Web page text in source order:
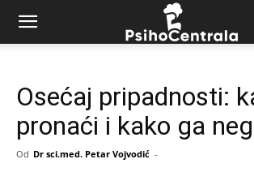
Osećaj pripadnosti:
pronaći i kako ga
Od Dr sci.med. Petar Vojvodić -